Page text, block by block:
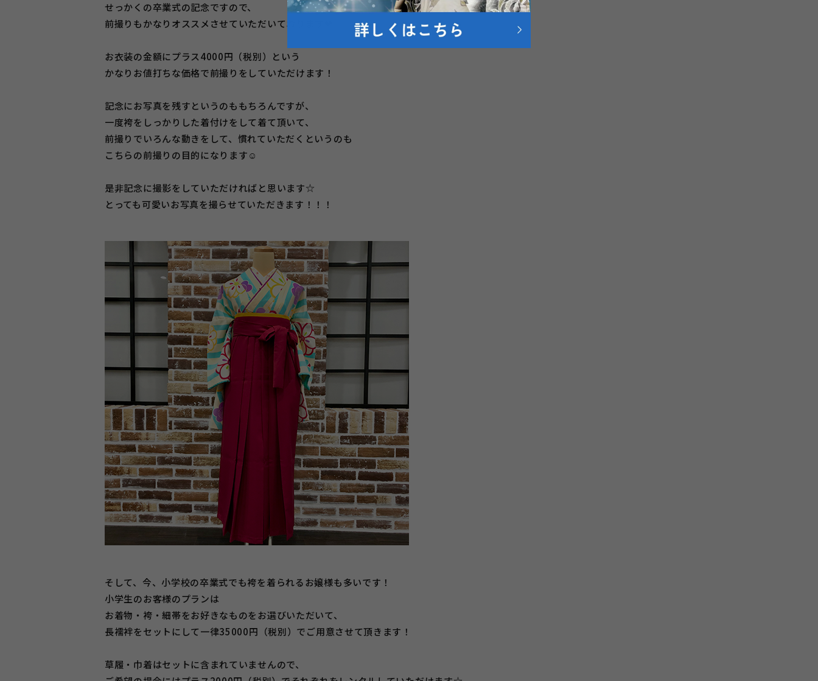
せっかくの卒業式の記念ですので、
前撮りもかなりオススメさせていただいております❤
お衣装の金額にプラス4000円（税別）という
かなりお値打ちな価格で前撮りをしていただけます！
記念にお写真を残すというのももちろんですが、
一度袴をしっかりした着付けをして着て頂いて、
前撮りでいろんな動きをして、慣れていただくというのも
こちらの前撮りの目的になります☺
是非記念に撮影をしていただければと思います☆
とっても可愛いお写真を撮らせていただきます！！！
そして、今、小学校の卒業式でも袴を着られるお嬢様も多いです！
小学生のお客様のプランは
お着物・袴・細帯をお好きなものをお選びいただいて、
長襦袢をセットにして一律35000円（税別）でご用意させて頂きます！
草履・巾着はセットに含まれていませんので、